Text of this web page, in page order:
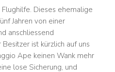
Dieses ehemalige
Jahren von einer
anschliessend
ist kürzlich auf uns
Ape keinen Wank mehr
lose Sicherung, und